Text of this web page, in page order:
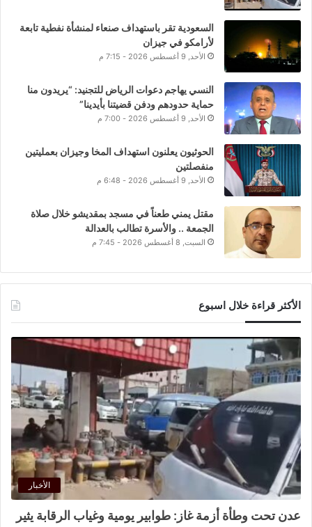
السعودية تقر باستهداف صنعاء لمنشأة نفطية تابعة
لأرامكو في جيزان
الأحد, 9 أغسطس 2026 - 7:15 م
النسي يهاجم دعوات الرياض للتجنيد: “يريدون منا
حماية حدودهم ودفن قضيتنا بأيدينا”
الأحد, 9 أغسطس 2026 - 7:00 م
الحوثيون يعلنون استهداف المخا وجيزان بعمليتين
منفصلتين
الأحد, 9 أغسطس 2026 - 6:48 م
مقتل يمني طعناً في مسجد بمقديشو خلال صلاة
الجمعة .. والأسرة تطالب بالعدالة
السبت, 8 أغسطس 2026 - 7:45 م
الأكثر قراءة خلال اسبوع
الأخبار
عدن تحت وطأة أزمة غاز: طوابير يومية وغياب الرقابة يثير